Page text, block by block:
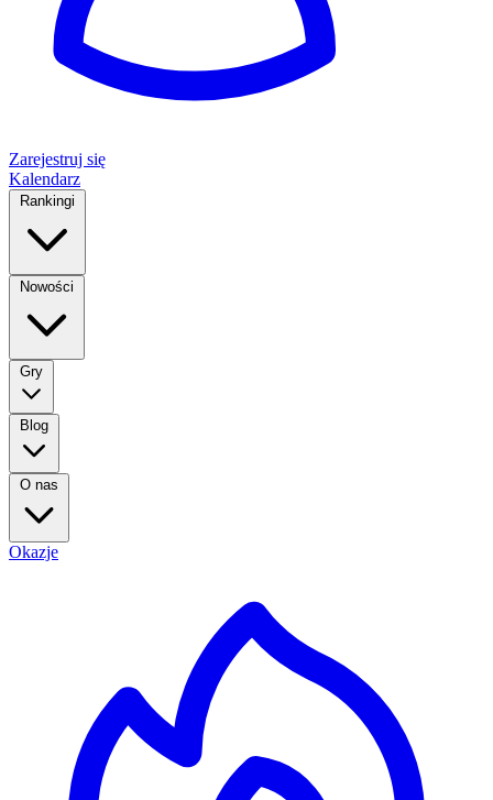
Zarejestruj się
Kalendarz
Rankingi
Nowości
Gry
Blog
O nas
Okazje